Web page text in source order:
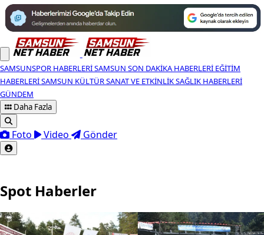
SAMSUNSPOR HABERLERISAMSUN SON DAKIKA HABERLERI EĞITIM
HABERLERISAMSUN KÜLTÜR SANAT VE ETKINLIKSAĞLIK HABERLERI
GÜNDEM
Daha Fazla
Foto Video Gönder
Spot Haberler